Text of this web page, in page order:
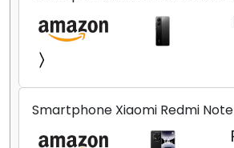
8+256GB/12+256GB/12+512GB
Smartphone Xiaomi Redmi Note
Midnight Black (Preto) 12GB